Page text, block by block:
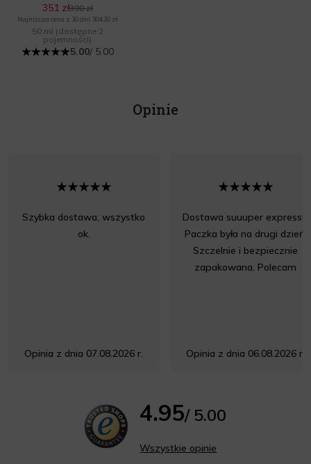
351 zł390 zł
Najniższa cena z 30 dni: 304,20 zł
50 ml (dostępne 2
pojemności)
5.00/ 5.00
Opinie
Szybka dostawa, wszystko
ok.
Opinia z dnia 07.08.2026 r.
Dostawa suuuper express!!!
Paczka była na drugi dzień.
Szczelnie i bezpiecznie
zapakowana. Polecam
Opinia z dnia 06.08.2026 r.
4.95/ 5.00
Wszystkie opinie